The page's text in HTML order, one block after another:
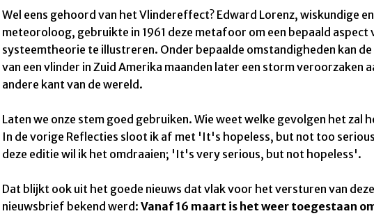
Wel eens gehoord van het Vlindereffect? Edward Lorenz, wiskundige en
meteoroloog, gebruikte in 1961 deze metafoor om een bepaald aspect
systeemtheorie te illustreren. Onder bepaalde omstandigheden kan
van een vlinder in Zuid Amerika maanden later een storm veroorzaken
andere kant van de wereld.
Laten we onze stem goed gebruiken. Wie weet welke gevolgen het zal
In de vorige Reflecties sloot ik af met ' It's hopeless, but not too
deze editie wil ik het omdraaien; 'It's very serious, but not hopeless'.
Dat blijkt ook uit het goede nieuws dat vlak voor het versturen van deze
nieuwsbrief bekend werd: Vanaf 16 maart is het weer toegestaan